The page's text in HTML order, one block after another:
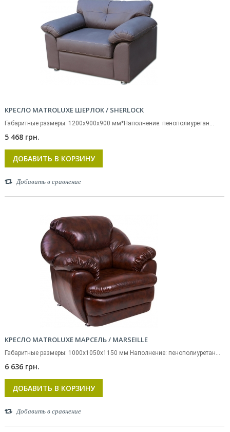
КРЕСЛО MATROLUXE ШЕРЛОК / SHERLOCK
Габаритные размеры: 1200х900х900 мм*Наполнение: пенополиуретан...
5 468 грн.
ДОБАВИТЬ В КОРЗИНУ
Добавить в сравнение
КРЕСЛО MATROLUXE МАРСЕЛЬ / MARSEILLE
Габаритные размеры: 1000х1050х1150 мм Наполнение: пенополиуретан...
6 636 грн.
ДОБАВИТЬ В КОРЗИНУ
Добавить в сравнение